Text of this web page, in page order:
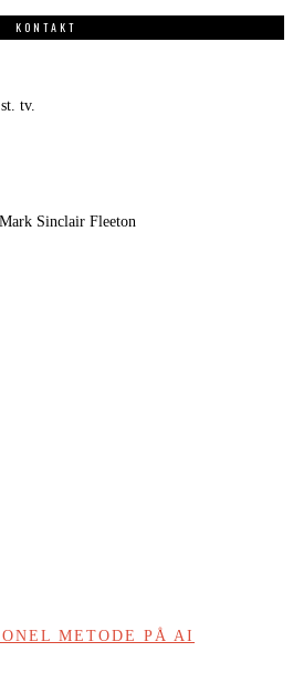
KONTAKT
tv.
Sinclair Fleeton
METODE PÅ AI